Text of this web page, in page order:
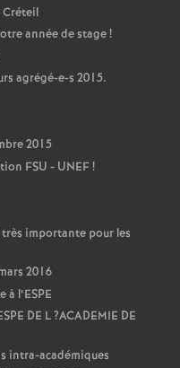
année de stage!
agrégé-e-s 2015.
2015
FSU - UNEF!
importante pour les
2016
à l’ESPE
DE L?ACADEMIE DE
intra-académiques